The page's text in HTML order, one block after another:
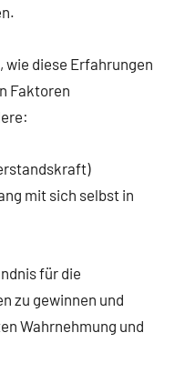
diese Erfahrungen
Faktoren
mit sich selbst in
für die
zu gewinnen und
Wahrnehmung und